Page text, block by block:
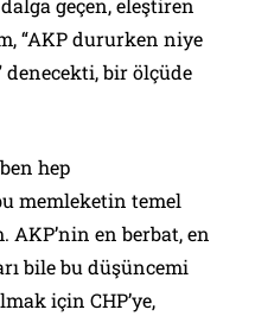
geçen, eleştiren
“AKP dururken niye
denecekti, bir ölçüde
hep
memleketin temel
en berbat, en
bile bu düşüncemi
için CHP’ye,